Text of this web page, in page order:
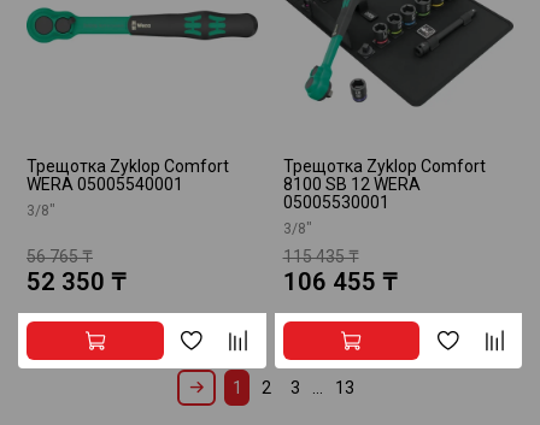
Трещотка Zyklop Comfort
WERA 05005540001
3/8"
56 765 ₸
52 350 ₸
Трещотка Zyklop Comfort
8100 SB 12 WERA
05005530001
3/8"
115 435 ₸
106 455 ₸
1 2 3 13